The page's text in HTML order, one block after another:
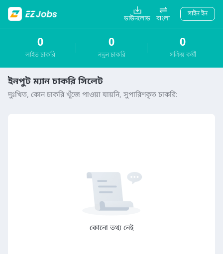
ডাউনলোড বাংলা
সাইন ইন
0
লাইভ চাকরি
0
নতুন চাকরি
0
সক্রিয় কর্মী
ইনপুট ম্যান চাকরি সিলেট
দুঃখিত, কোন চাকরি খূঁজে পাওয়া যায়নি, সুপারিশকৃত চাকরি:
কোনো তথ্য নেই